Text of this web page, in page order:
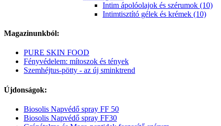
Intim ápolóolajok és szérumok (10)
Intimtisztító gélek és krémek (10)
Magazinunkból:
PURE SKIN FOOD
Fényvédelem: mítoszok és tények
Szemhéjtus-pötty - az új sminktrend
Újdonságok:
Biosolis Napvédő spray FF 50
Biosolis Napvédő spray FF30